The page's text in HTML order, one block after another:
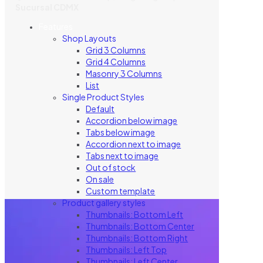
Shop Layouts
Grid 3 Columns
Grid 4 Columns
Masonry 3 Columns
List
Single Product Styles
Default
Accordion below image
Tabs below image
Accordion next to image
Tabs next to image
Out of stock
On sale
Custom template
Product gallery styles
Thumbnails: Bottom Left
Thumbnails: Bottom Center
Thumbnails: Bottom Right
Thumbnails: Left Top